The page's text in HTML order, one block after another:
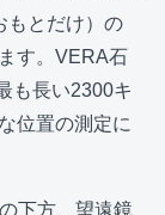
もとだけ）の
す。VERA石
も長い2300キ
位置の測定に
下方、望遠鏡